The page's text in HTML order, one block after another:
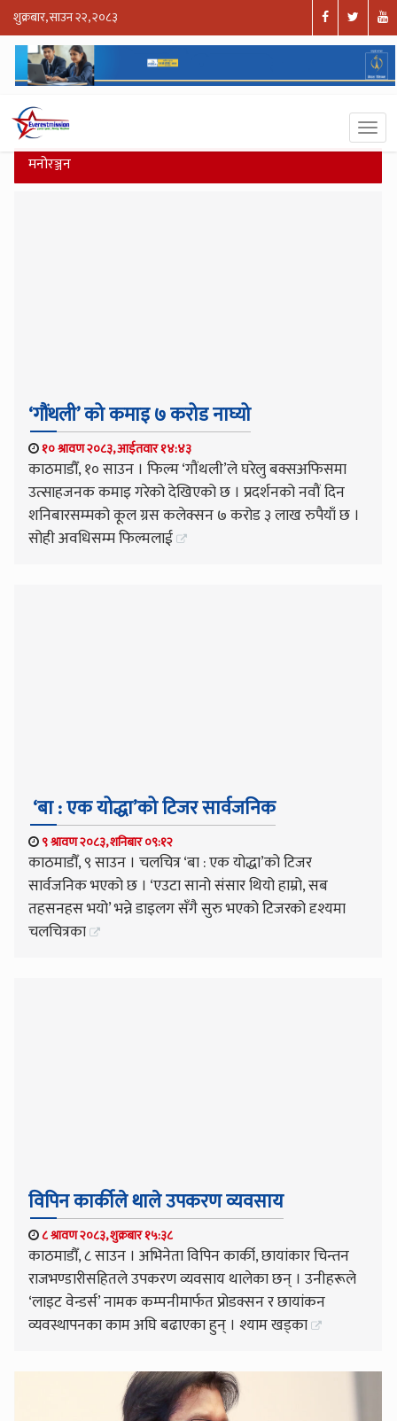
शुक्रबार, साउन २२, २०८३
मनोरञ्जन
‘गौंथली’ को कमाइ ७ करोड नाघ्यो
१० श्रावण २०८३, आईतवार १४:४३
काठमाडौँ, १० साउन । फिल्म ‘गौंथली’ले घरेलु बक्सअफिसमा
उत्साहजनक कमाइ गरेको देखिएको छ । प्रदर्शनको नवौं दिन
शनिबारसम्मको कूल ग्रस कलेक्सन ७ करोड ३ लाख रुपैयाँ छ ।
सोही अवधिसम्म फिल्मलाई
‘बा : एक योद्धा’को टिजर सार्वजनिक
९ श्रावण २०८३, शनिबार ०९:१२
काठमाडौँ, ९ साउन । चलचित्र ‘बा : एक योद्धा’को टिजर
सार्वजनिक भएको छ । ‘एउटा सानो संसार थियो हाम्रो, सब
तहसनहस भयो’ भन्ने डाइलग सँगै सुरु भएको टिजरको दृश्यमा
चलचित्रका
विपिन कार्कीले थाले उपकरण व्यवसाय
८ श्रावण २०८३, शुक्रबार १५:३८
काठमाडौँ, ८ साउन । अभिनेता विपिन कार्की, छायांकार चिन्तन
राजभण्डारीसहितले उपकरण व्यवसाय थालेका छन् । उनीहरूले
‘लाइट वेन्डर्स’ नामक कम्पनीमार्फत प्रोडक्सन र छायांकन
व्यवस्थापनका काम अघि बढाएका हुन् । श्याम खड्का